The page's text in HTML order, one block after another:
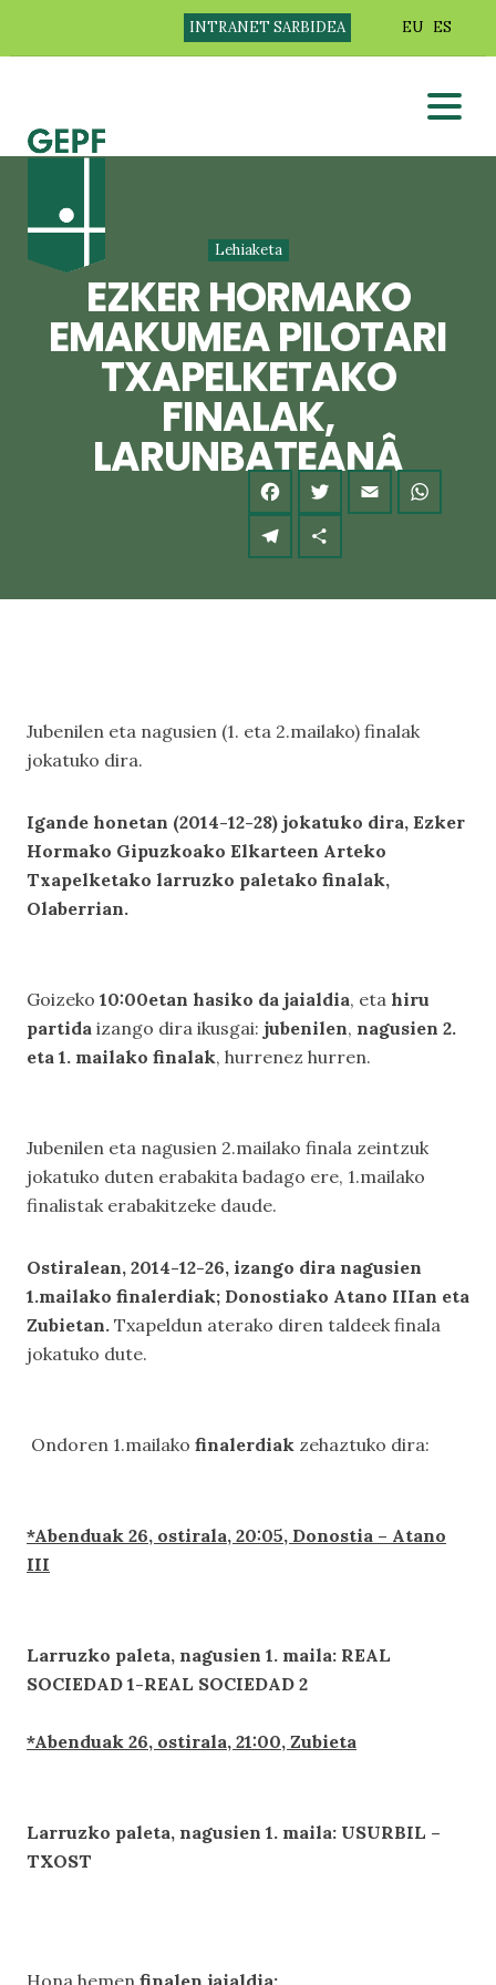
INTRANET SARBIDEA EU ES
Lehiaketa
EZKER HORMAKO
EMAKUMEA PILOTARI
TXAPELKETAKO
FINALAK,
LARUNBATEANÂ
Jubenilen eta nagusien (1. eta 2.mailako) finalak
jokatuko dira.
Igande honetan (2014-12-28) jokatuko dira, Ezker
Hormako Gipuzkoako Elkarteen Arteko
Txapelketako larruzko paletako finalak,
Olaberrian.
Goizeko 10:00etan hasiko da jaialdia, eta hiru
partida izango dira ikusgai: jubenilen, nagusien 2.
eta 1. mailako finalak, hurrenez hurren.
Jubenilen eta nagusien 2.mailako finala zeintzuk
jokatuko duten erabakita badago ere, 1.mailako
finalistak erabakitzeke daude.
Ostiralean, 2014-12-26, izango dira nagusien
1.mailako finalerdiak; Donostiako Atano IIIan eta
Zubietan. Txapeldun aterako diren taldeek finala
jokatuko dute.
Ondoren 1.mailako finalerdiak zehaztuko dira:
*Abenduak 26, ostirala, 20:05, Donostia – Atano
III
Larruzko paleta, nagusien 1. maila: REAL
SOCIEDAD 1-REAL SOCIEDAD 2
*Abenduak 26, ostirala, 21:00, Zubieta
Larruzko paleta, nagusien 1. maila: USURBIL –
TXOST
Hona hemen finalen jaialdia: